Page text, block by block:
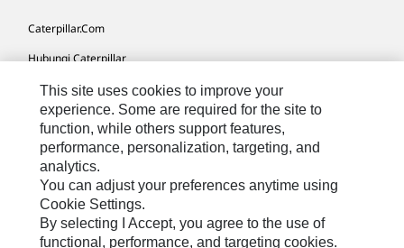
Caterpillar.com
Hubungi Caterpillar
Preferensi Pemasaran Saya
Peta Situs
Cookie Settings
Hukum
Privasi
This site uses cookies to improve your
experience. Some are required for the site to
function, while others support features,
performance, personalization, targeting, and
analytics.
You can adjust your preferences anytime using
Cookie Settings.
By selecting I Accept, you agree to the use of
functional, performance, and targeting cookies.